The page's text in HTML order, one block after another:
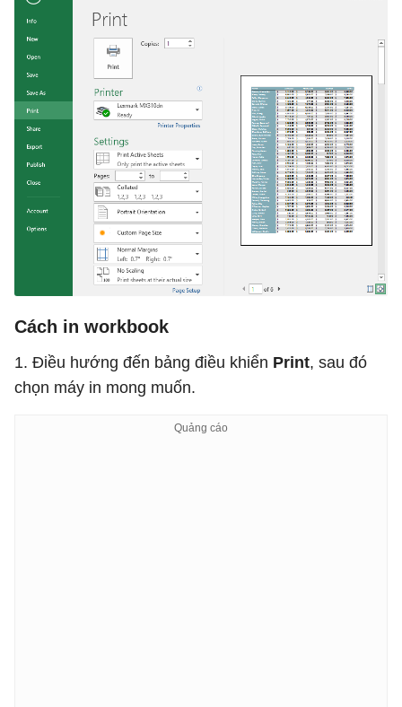
Cách in workbook
1. Điều hướng đến bảng điều khiển Print, sau đó
chọn máy in mong muốn.